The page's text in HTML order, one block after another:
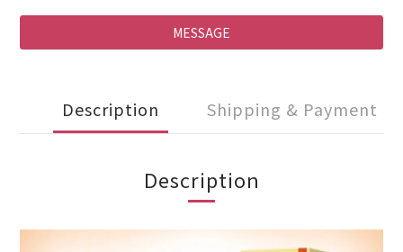
MESSAGE
Description Shipping & Payment
Description